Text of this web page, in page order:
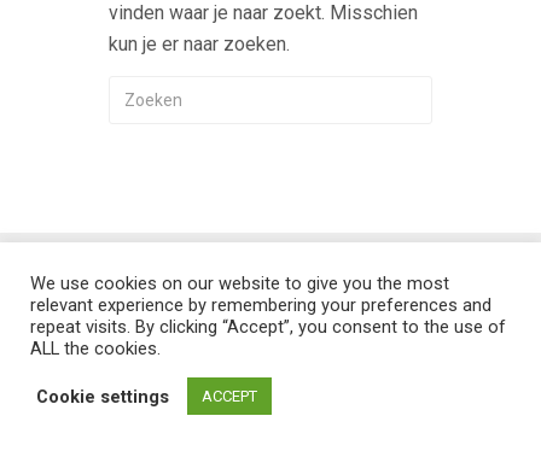
vinden waar je naar zoekt. Misschien
kun je er naar zoeken.
Flat theme by Themeisle. Cookie consent:Manage consent
We use cookies on our website to give you the most
relevant experience by remembering your preferences and
repeat visits. By clicking “Accept”, you consent to the use of
ALL the cookies.
Cookie settings ACCEPT